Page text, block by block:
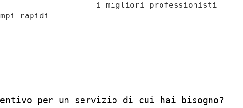
rapidi
i migliori professionisti
per un servizio di cui hai bisogno?